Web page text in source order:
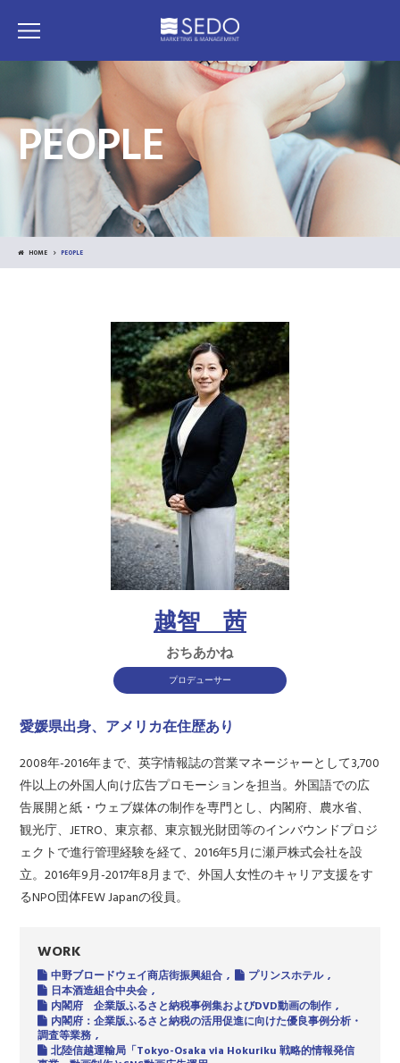
PEOPLE
HOME PEOPLE
越智 茜
おちあかね
プロデューサー
愛媛県出身、アメリカ在住歴あり
2008年-2016年まで、英字情報誌の営業マネージャーとして3,700
件以上の外国人向け広告プロモーションを担当。外国語での広
告展開と紙・ウェブ媒体の制作を専門とし、内閣府、農水省、
観光庁、JETRO、東京都、東京観光財団等のインバウンドプロジ
ェクトで進行管理経験を経て、2016年5月に瀬戸株式会社を設
立。2016年9月-2017年8月まで、外国人女性のキャリア支援をす
るNPO団体FEW Japanの役員。
WORK
中野ブロードウェイ商店街振興組合
プリンスホテル
日本酒造組合中央会
内閣府 企業版ふるさと納税事例集およびDVD動画の制作
内閣府：企業版ふるさと納税の活用促進に向けた優良事例分析・
調査等業務
北陸信越運輸局「Tokyo-Osaka via Hokuriku 戦略的情報発信